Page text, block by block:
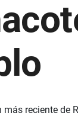
más reciente de